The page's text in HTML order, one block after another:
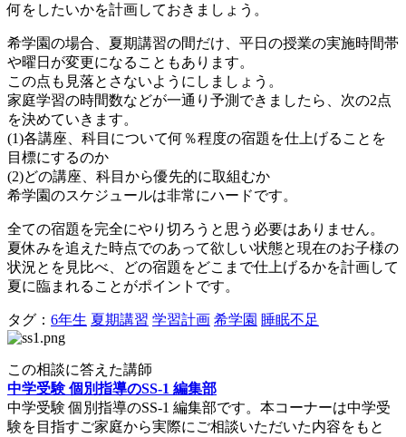
何をしたいかを計画しておきましょう。
希学園の場合、夏期講習の間だけ、平日の授業の実施時間帯
や曜日が変更になることもあります。
この点も見落とさないようにしましょう。
家庭学習の時間数などが一通り予測できましたら、次の2点
を決めていきます。
(1)各講座、科目について何％程度の宿題を仕上げることを
目標にするのか
(2)どの講座、科目から優先的に取組むか
希学園のスケジュールは非常にハードです。
全ての宿題を完全にやり切ろうと思う必要はありません。
夏休みを追えた時点でのあって欲しい状態と現在のお子様の
状況とを見比べ、どの宿題をどこまで仕上げるかを計画して
夏に臨まれることがポイントです。
タグ： 6年生 夏期講習 学習計画 希学園 睡眠不足
この相談に答えた講師
中学受験 個別指導のSS-1 編集部
中学受験 個別指導のSS-1 編集部です。本コーナーは中学受
験を目指すご家庭から実際にご相談いただいた内容をもと